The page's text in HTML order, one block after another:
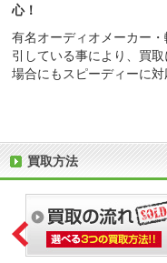
心！
有名オーディオメーカー
引している事により、買
場合にもスピーディーに対
買取方法